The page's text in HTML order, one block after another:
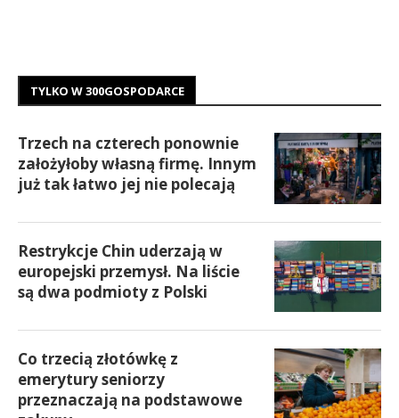
TYLKO W 300GOSPODARCE
Trzech na czterech ponownie
założyłoby własną firmę. Innym
już tak łatwo jej nie polecają
Restrykcje Chin uderzają w
europejski przemysł. Na liście
są dwa podmioty z Polski
Co trzecią złotówkę z
emerytury seniorzy
przeznaczają na podstawowe